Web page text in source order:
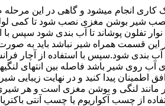
انجام میشود و گاهی در این مرحله
شیر بوشن مغزی نصب شود تا کمی لوله
تفلون پوشاند تا آب بندی شود سپس
قسمت همراه شیر نباشد باید به
بندی شود.سپس با استفاده از آچار
شیر باشد فاصله بین انتهای لنگیها
اطمینان پیدا کنید و در نهایت زیبایی
لنگی و بوشن مغزی است و هر
از چسب آکواریوم یا چسب آنتی